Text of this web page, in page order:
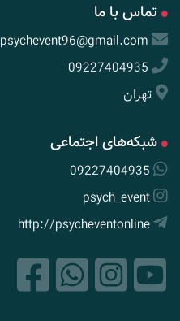
تماس با ما
psychevent96@gmail.com
09227404935
تهران
شبکه‌های اجتماعی
09227404935
psych_event
http://psycheventonline